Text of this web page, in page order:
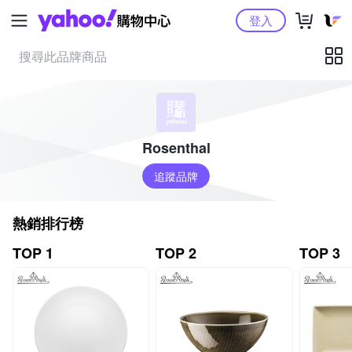
Yahoo購物中心登入
Rosenthal
追蹤品牌
熱銷排行榜
TOP 1
TOP 2 TOP 3